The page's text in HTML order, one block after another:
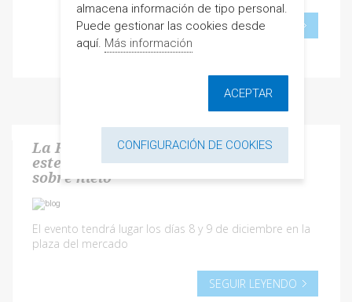
SEGUIR LEYENDO
La Fira de Nadal de Alcalà contará
este año con una pista de patinaje
sobre hielo
El evento tendrá lugar los días 8 y 9 de diciembre en la
plaza del mercado
SEGUIR LEYENDO
almacena información de tipo personal.
Puede gestionar las cookies desde
aquí. Más información
ACEPTAR
CONFIGURACIÓN DE COOKIES